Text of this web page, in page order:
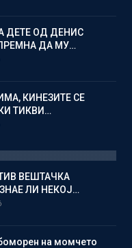
ДЕТЕ ОД ДЕНИС
ДА МУ…
КИНЕЗИТЕ СЕ
ТИКВИ…
ВЕШТАЧКА
ЛИ НЕКОЈ…
на момчето